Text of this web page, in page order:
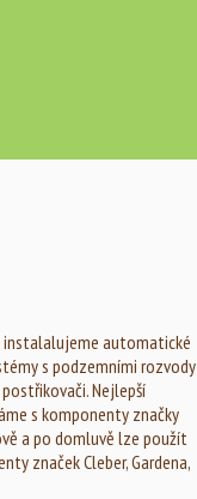
instalalujeme automatické
s podzemními rozvody
Nejlepší
s komponenty značky
a po domluvě lze použít
značek Cleber, Gardena,